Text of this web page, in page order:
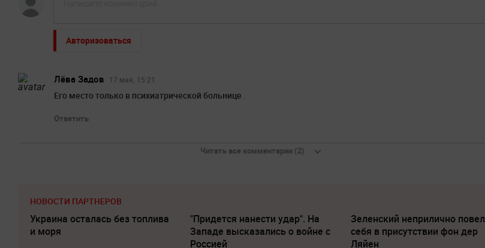
Авторизоваться
Лёва Задов 17 мая, 15:21
Его место только в психиатрической больнице .
Ответить
Читать все комментарии (2)
НОВОСТИ ПАРТНЕРОВ
Украина осталась без топлива
и моря
"Придется нанести удар". На
Западе высказались о войне с
Россией
Зеленский неприлично повел
cебя в присутствии фон дер
Ляйен